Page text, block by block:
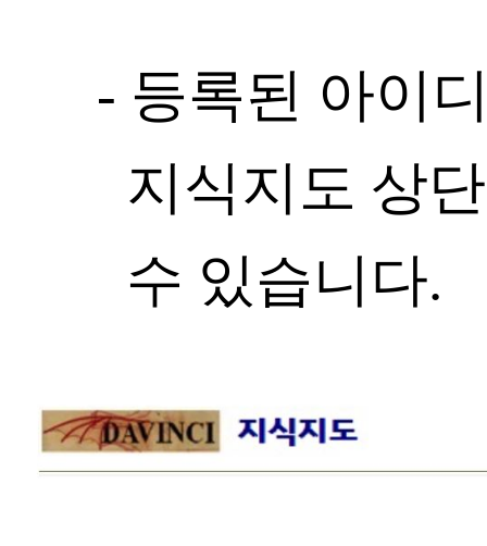
- 등록된 아이
지식지도 상
수 있습니다.